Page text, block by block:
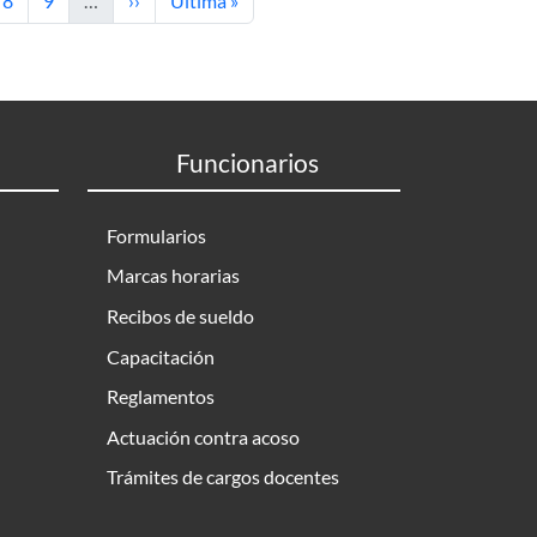
Funcionarios
Formularios
Marcas horarias
Recibos de sueldo
Capacitación
Reglamentos
Actuación contra acoso
Trámites de cargos docentes